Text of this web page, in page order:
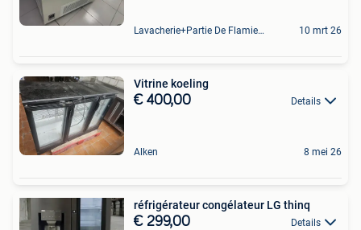
Lavacherie+Partie De Flamierge 10 mrt 26
Vitrine koeling
€ 400,00 Details
Alken 8 mei 26
réfrigérateur congélateur LG thinq
€ 299,00 Details